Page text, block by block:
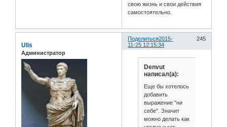
свою жизнь и свои действия
самостоятельно.
Поделиться 245
2015-
11-25 12:15:34
Ulis
Администратор
Denvut
написал(а):
Еще бы хотелось
добавить
выражение "ни
себе". Значит
можно делать как